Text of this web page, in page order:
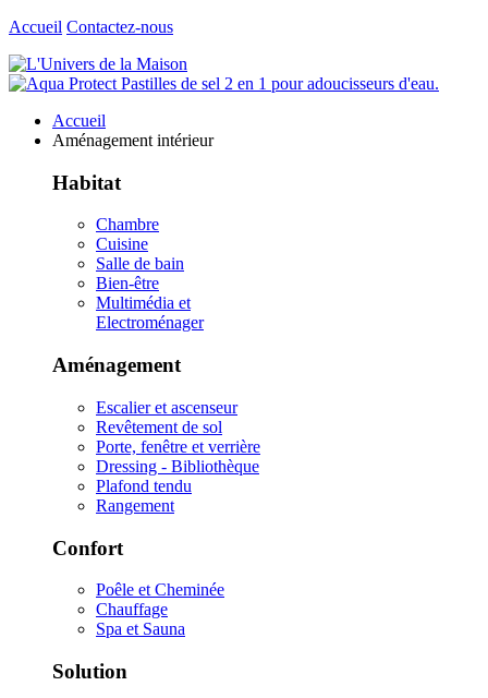
Accueil Contactez-nous
Accueil
Aménagement intérieur
Habitat
Chambre
Cuisine
Salle de bain
Bien-être
Multimédia et
Electroménager
Aménagement
Escalier et ascenseur
Revêtement de sol
Porte, fenêtre et verrière
Dressing - Bibliothèque
Plafond tendu
Rangement
Confort
Poêle et Cheminée
Chauffage
Spa et Sauna
Solution